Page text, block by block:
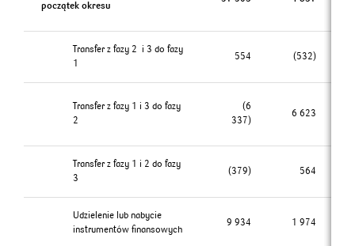
początek okresu
Transfer z fazy 2 i 3 do fazy
1
554 (532)
Transfer z fazy 1 i 3 do fazy
2
(6
337)
6 623
Transfer z fazy 1 i 2 do fazy
3
(379) 564
Udzielenie lub nabycie
instrumentów finansowych
9 934 1 974